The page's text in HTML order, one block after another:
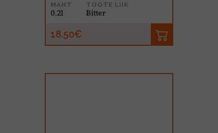
MAHT
0.2l
TOOTE LIIK
Bitter
18.50€